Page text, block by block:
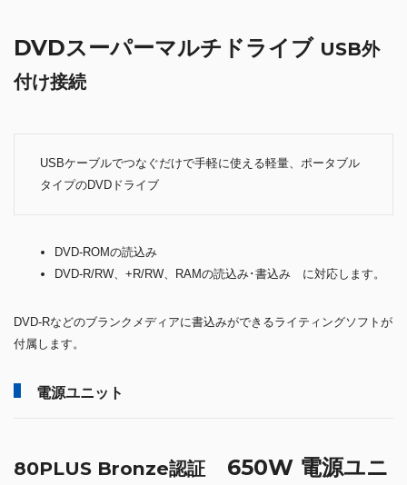
DVDスーパーマルチドライブ USB外
付け接続
USBケーブルでつなぐだけで手軽に使える軽量、ポータブル
タイプのDVDドライブ
DVD-ROMの読込み
DVD-R/RW、+R/RW、RAMの読込み･書込み に対応します。
DVD-Rなどのブランクメディアに書込みができるライティングソフトが
付属します。
電源ユニット
80PLUS Bronze認証 650W 電源ユニ